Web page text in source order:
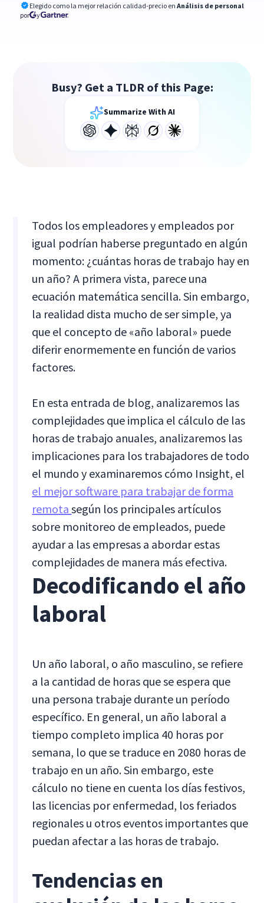
Elegido como la mejor relación calidad-precio en Análisis de personal
por
y
Busy? Get a TLDR of this Page:
Summarize With AI
Todos los empleadores y empleados por
igual podrían haberse preguntado en algún
momento: ¿cuántas horas de trabajo hay en
un año? A primera vista, parece una
ecuación matemática sencilla. Sin embargo,
la realidad dista mucho de ser simple, ya
que el concepto de «año laboral» puede
diferir enormemente en función de varios
factores.
En esta entrada de blog, analizaremos las
complejidades que implica el cálculo de las
horas de trabajo anuales, analizaremos las
implicaciones para los trabajadores de todo
el mundo y examinaremos cómo Insight, el
el mejor software para trabajar de forma
remotasegún los principales artículos
sobre monitoreo de empleados, puede
ayudar a las empresas a abordar estas
complejidades de manera más efectiva.
Decodificando el año
laboral
Un año laboral, o año masculino, se refiere
a la cantidad de horas que se espera que
una persona trabaje durante un período
específico. En general, un año laboral a
tiempo completo implica 40 horas por
semana, lo que se traduce en 2080 horas de
trabajo en un año. Sin embargo, este
cálculo no tiene en cuenta los días festivos,
las licencias por enfermedad, los feriados
regionales u otros eventos importantes que
puedan afectar a las horas de trabajo.
Tendencias en